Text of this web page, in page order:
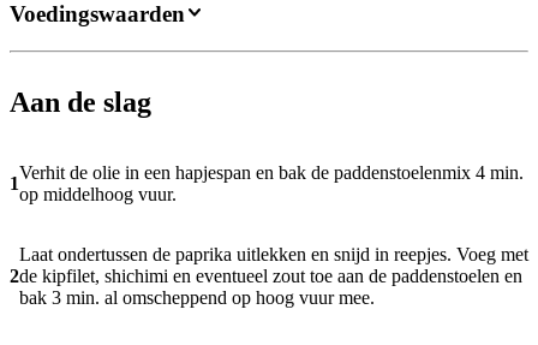
Aan de slag
1
Verhit de olie in een hapjespan en bak de paddenstoelenmix 4 min.
op middelhoog vuur.
2
Laat ondertussen de paprika uitlekken en snijd in reepjes. Voeg met
de kipfilet, shichimi en eventueel zout toe aan de paddenstoelen en
bak 3 min. al omscheppend op hoog vuur mee.
Voedingswaarden